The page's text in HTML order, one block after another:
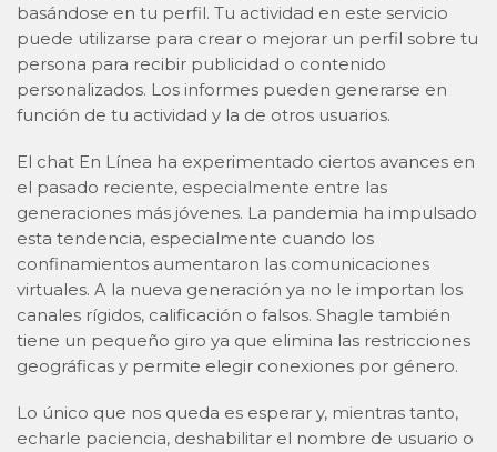
basándose en tu perfil. Tu actividad en este servicio
puede utilizarse para crear o mejorar un perfil sobre tu
persona para recibir publicidad o contenido
personalizados. Los informes pueden generarse en
función de tu actividad y la de otros usuarios.
El chat En Línea ha experimentado ciertos avances en
el pasado reciente, especialmente entre las
generaciones más jóvenes. La pandemia ha impulsado
esta tendencia, especialmente cuando los
confinamientos aumentaron las comunicaciones
virtuales. A la nueva generación ya no le importan los
canales rígidos, calificación o falsos. Shagle también
tiene un pequeño giro ya que elimina las restricciones
geográficas y permite elegir conexiones por género.
Lo único que nos queda es esperar y, mientras tanto,
echarle paciencia, deshabilitar el nombre de usuario o